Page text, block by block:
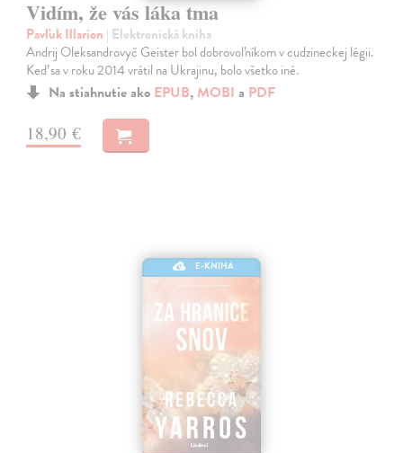
Vidím, že vás láka tma
Pavľuk Illarion | Elektronická kniha
Andrij Oleksandrovyč Geister bol dobrovoľníkom v cudzineckej légii.
Keď sa v roku 2014 vrátil na Ukrajinu, bolo všetko iné.
Na stiahnutie ako EPUB, MOBI a PDF
18,90 €
E-KNIHA